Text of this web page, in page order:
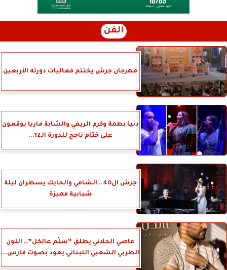
الفن
مهرجان جرش يختتم فعاليات دورته الأربعين
دنيا بطمة وكرم الريفي والشابة ماريا يوقعون
على ختام ناجح للدورة الـ12...
جرش ال40.. الشامي والحايك يسطران ليلة
شبابية مميزة
عاصي الحلاني يطلق “سلّم عالكل”.. اللون
الطربي الشعبي اللبناني يعود بصوت فارس...